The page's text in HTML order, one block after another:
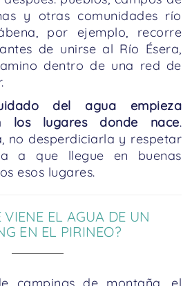
y otras comunidades río
por ejemplo, recorre
de unirse al Río Ésera,
dentro de una red de
del agua empieza
los lugares donde nace.
no desperdiciarla y respetar
a que llegue en buenas
esos lugares.
VIENE EL AGUA DE UN
EN EL PIRINEO?